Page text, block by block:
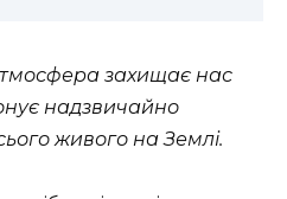
захищає нас
надзвичайно
живого на Землі.